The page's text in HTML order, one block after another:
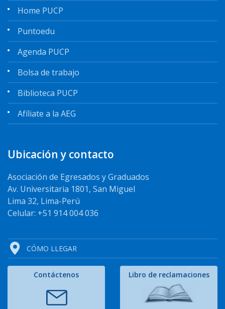
Home PUCP
Puntoedu
Agenda PUCP
Bolsa de trabajo
Biblioteca PUCP
Afíliate a la AEG
Ubicación y contacto
Asociación de Egresados y Graduados
Av. Universitaria 1801, San Miguel
Lima 32, Lima-Perú
Celular: +51 914 004 036
CÓMO LLEGAR
Contáctenos Libro de reclamaciones